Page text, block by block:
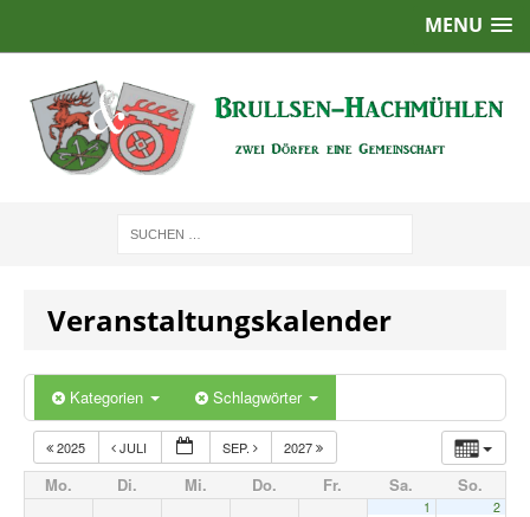
MENU
Veranstaltungskalender
Kategorien Schlagwörter
2025 JULI SEP. 2027
Mo. Di. Mi. Do. Fr. Sa. So.
1 2